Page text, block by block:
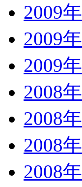
2009
2009
2009
2008
2008
2008
2008